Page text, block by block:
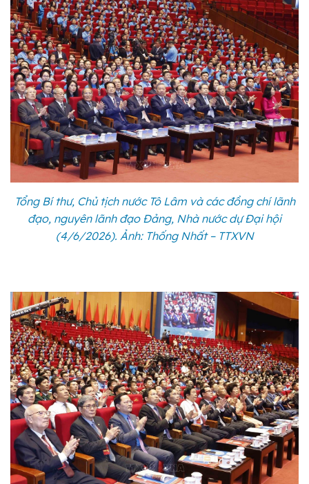
Tổng Bí thư, Chủ tịch nước Tô Lâm và các đồng chí lãnh
đạo, nguyên lãnh đạo Đảng, Nhà nước dự Đại hội
(4/6/2026). Ảnh: Thống Nhất – TTXVN